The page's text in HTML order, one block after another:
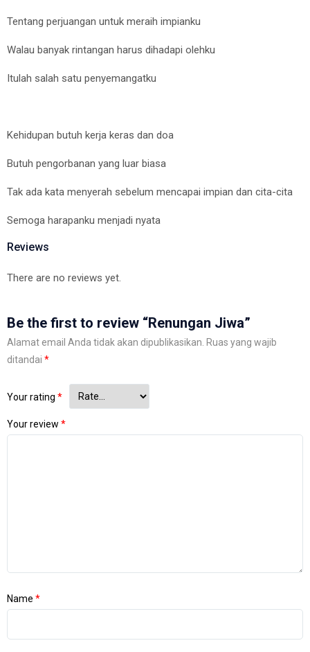
Tentang perjuangan untuk meraih impianku
Walau banyak rintangan harus dihadapi olehku
Itulah salah satu penyemangatku
Kehidupan butuh kerja keras dan doa
Butuh pengorbanan yang luar biasa
Tak ada kata menyerah sebelum mencapai impian dan cita-cita
Semoga harapanku menjadi nyata
Reviews
There are no reviews yet.
Be the first to review “Renungan Jiwa”
Alamat email Anda tidak akan dipublikasikan. Ruas yang wajib
ditandai *
Your rating *
Your review *
Name *